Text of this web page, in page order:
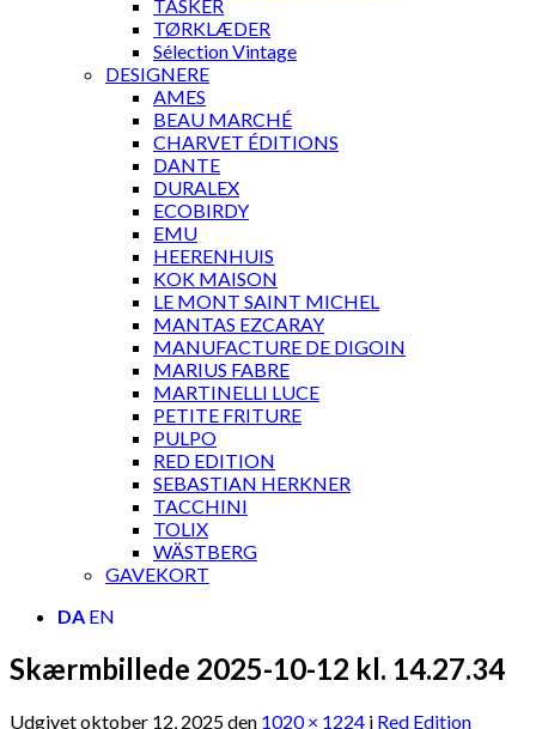
TASKER
TØRKLÆDER
Sélection Vintage
DESIGNERE
AMES
BEAU MARCHÉ
CHARVET ÉDITIONS
DANTE
DURALEX
ECOBIRDY
EMU
HEERENHUIS
KOK MAISON
LE MONT SAINT MICHEL
MANTAS EZCARAY
MANUFACTURE DE DIGOIN
MARIUS FABRE
MARTINELLI LUCE
PETITE FRITURE
PULPO
RED EDITION
SEBASTIAN HERKNER
TACCHINI
TOLIX
WÄSTBERG
GAVEKORT
DA EN
Skærmbillede 2025-10-12 kl. 14.27.34
Udgivetoktober 12, 2025den 1020 × 1224 i Red Edition